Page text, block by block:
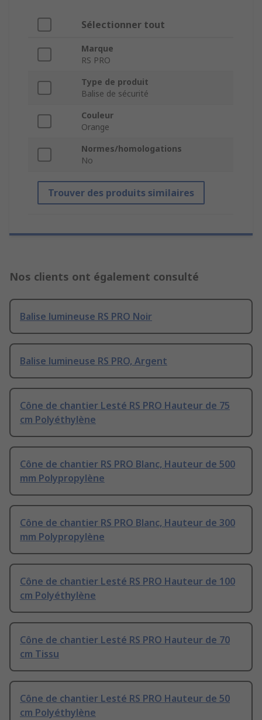
Sélectionner tout
Marque
RS PRO
Type de produit
Balise de sécurité
Couleur
Orange
Normes/homologations
No
Trouver des produits similaires
Nos clients ont également consulté
Balise lumineuse RS PRO Noir
Balise lumineuse RS PRO, Argent
Cône de chantier Lesté RS PRO Hauteur de 75
cm Polyéthylène
Cône de chantier RS PRO Blanc, Hauteur de 500
mm Polypropylène
Cône de chantier RS PRO Blanc, Hauteur de 300
mm Polypropylène
Cône de chantier Lesté RS PRO Hauteur de 100
cm Polyéthylène
Cône de chantier Lesté RS PRO Hauteur de 70
cm Tissu
Cône de chantier Lesté RS PRO Hauteur de 50
cm Polyéthylène